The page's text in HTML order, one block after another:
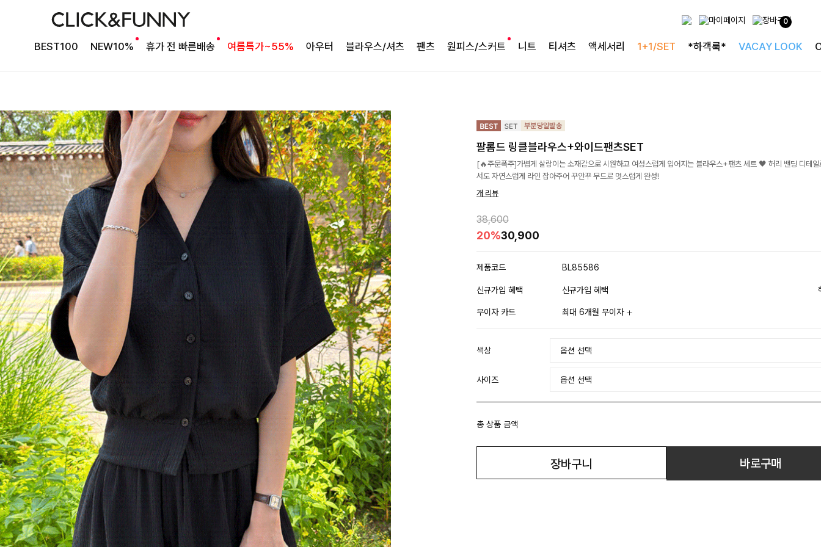
0
BEST100 NEW10% 휴가 전 빠른배송 여름특가~55% 아우터 블라우스/셔츠 팬츠 원피스/스커트 니트 티셔츠 액세서리 1+1/SET *하객룩* VACAY LOOK
팔롬드 링클블라우스+와이드팬츠SET
[🔥주문폭주]가볍게 살랑이는 소재감으로 시원하고 여성스럽게 입어지는 블라우스+팬츠 세트 🖤 허리 밴딩 디테일
서도 자연스럽게 라인 잡아주어 꾸안꾸 무드로 멋스럽게 완성!
개 리뷰
38,600
20%30,900
제품코드 BL85586
신규가입 혜택 신규가입 혜택
무이자 카드 최대 6개월 무이자
색상
사이즈
총 상품 금액
장바구니 바로구매